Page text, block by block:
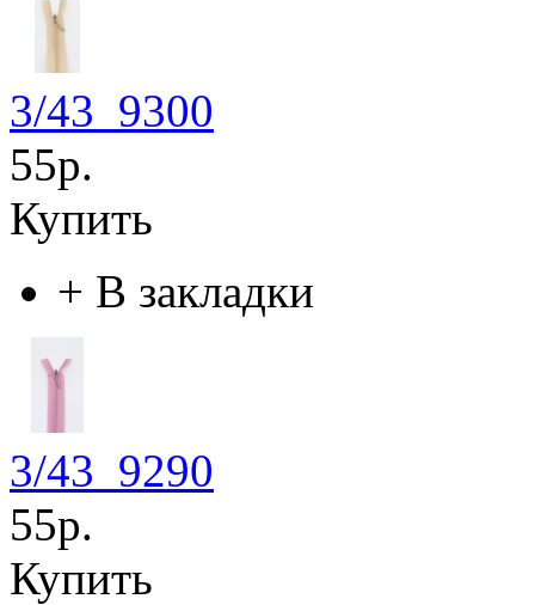
3/43_9300
55р.
Купить
+ В закладки
3/43_9290
55р.
Купить